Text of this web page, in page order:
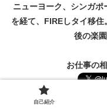
ニューヨーク、シンガ
を経て、FIREしタイ移
後の楽
お仕事の
自己紹介